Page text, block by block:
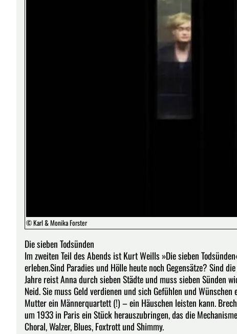
© Karl & Monika Forster
Die sieben Todsünden
Im zweiten Teil des Abends ist Kurt Weills »Die sieben
erleben.Sind Paradies und Hölle heute noch Gegensätze? Sind
Jahre reist Anna durch sieben Städte und muss sieben Sünden
Neid. Sie muss Geld verdienen und sich Gefühlen und
Mutter ein Männerquartett (!) – ein Häuschen leisten kann.
um 1933 in Paris ein Stück herauszubringen, das die
Choral, Walzer, Blues, Foxtrott und Shimmy.